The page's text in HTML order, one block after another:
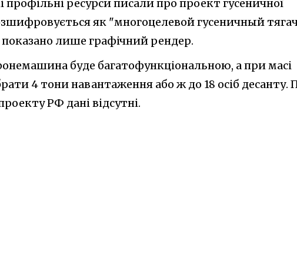
профільні ресурси писали про проект гусеничної
як "многоцелевой гусеничный
лише графічний рендер.
буде багатофункціональною, а при масі
4 тони навантаження або ж до 18 осіб десанту.
РФ дані відсутні.